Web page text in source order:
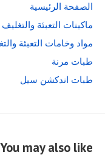
الصفحة الرئيسية
ماكينات التعبئة والتغليف
مواد وخامات التعبئة
طبات مرنة
طبات اندكشن سيل
You may also like